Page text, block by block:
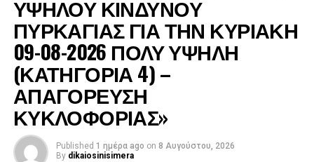
ΥΨΗΛΟΥ ΚΙΝΔΥΝΟΥ
ΠΥΡΚΑΓΙΑΣ ΓΙΑ ΤΗΝ ΚΥΡΙΑΚΗ
09-08-2026 ΠΟΛΥ ΥΨΗΛΗ
(ΚΑΤΗΓΟΡΙΑ 4) –
ΑΠΑΓΟΡΕΥΣΗ
ΚΥΚΛΟΦΟΡΙΑΣ»
Published 1 ημέρα ago on 8 Αυγούστου, 2026
By dikaiosinisimera